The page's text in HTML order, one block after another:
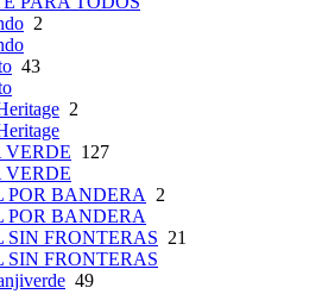
2
43
2
VERDE 127
VERDE
POR BANDERA 2
POR BANDERA
SIN FRONTERAS 21
SIN FRONTERAS
49